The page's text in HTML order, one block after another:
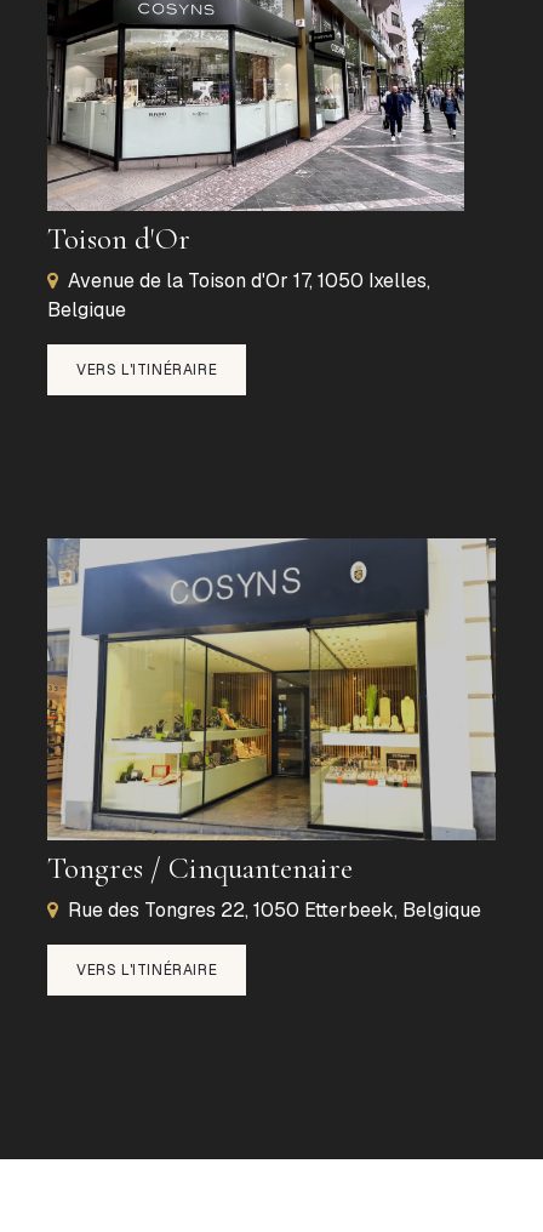
Toison d'Or
Avenue de la Toison d'Or 17, 1050 Ixelles,
Belgique
VERS L'ITINÉRAIRE
Tongres / Cinquantenaire
Rue des Tongres 22, 1050 Etterbeek, Belgique
VERS L'ITINÉRAIRE